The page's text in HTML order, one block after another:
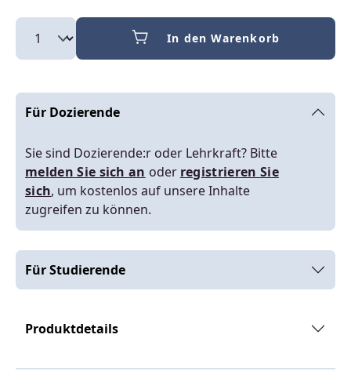
In den Warenkorb
Für Dozierende
Sie sind Dozierende:r oder Lehrkraft? Bitte
melden Sie sich an oder registrieren Sie
sich, um kostenlos auf unsere Inhalte
zugreifen zu können.
Für Studierende
Produktdetails